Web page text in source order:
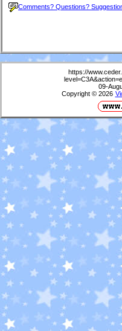
Comments? Questions?
https://
09-
Copyright © 2026